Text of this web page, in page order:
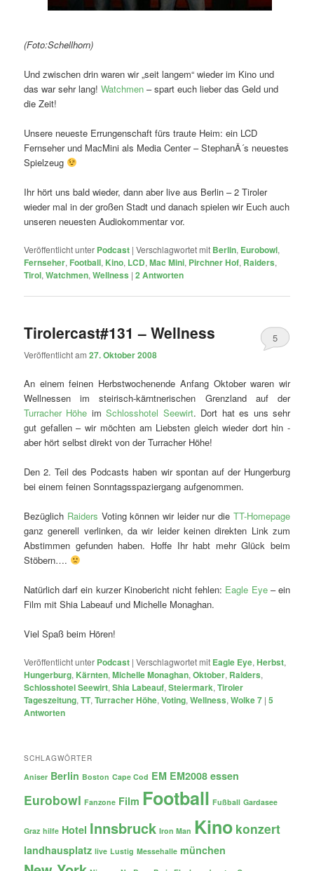
(Foto:Schellhorn)
Und zwischen drin waren wir „seit langem“ wieder im Kino und
das war sehr lang!Watchmen – spart euch lieber das Geld und
die Zeit!
Unsere neueste Errungenschaft fürs traute Heim: ein LCD
Fernseher und MacMini als Media Center – StephanÂ´s neuestes
Spielzeug
Ihr hört uns bald wieder, dann aber live aus Berlin – 2 Tiroler
wieder mal in der großen Stadt und danach spielen wir Euch auch
unseren neuesten Audiokommentar vor.
Veröffentlicht unter Podcast |Verschlagwortet mit Berlin, Eurobowl,
Fernseher, Football, Kino, LCD,Mac Mini, Pirchner Hof, Raiders,
Tirol,Watchmen,Wellness |2 Antworten
Tirolercast#131 – Wellness
Veröffentlicht am27. Oktober 2008
5
An einem feinen Herbstwochenende Anfang Oktober waren wir
Wellnessen im steirisch-kärntnerischen Grenzland auf der
Turracher Höhe imSchlosshotel Seewirt. Dort hat es uns sehr
gut gefallen – wir möchten am Liebsten gleich wieder dort hin -
aber hört selbst direkt von der Turracher Höhe!
Den 2. Teil des Podcasts haben wir spontan auf der Hungerburg
bei einem feinen Sonntagsspaziergang aufgenommen.
Bezüglich Raiders Voting können wir leider nur die TT-Homepage
ganz generell verlinken, da wir leider keinen direkten Link zum
Abstimmen gefunden haben. Hoffe Ihr habt mehr Glück beim
Stöbern….
Natürlich darf ein kurzer Kinobericht nicht fehlen: Eagle Eye– ein
Film mit Shia Labeauf und Michelle Monaghan.
Viel Spaß beim Hören!
Veröffentlicht unter Podcast |Verschlagwortet mit Eagle Eye,Herbst,
Hungerburg, Kärnten,Michelle Monaghan,Oktober, Raiders,
Schlosshotel Seewirt,Shia Labeauf,Steiermark,Tiroler
Tageszeitung,TT,Turracher Höhe,Voting,Wellness,Wolke 7 |5
Antworten
SCHLAGWÖRTER
Aniser Berlin Boston Cape Cod EM EM2008 essen
Eurobowl Fanzone Film Football Fußball Gardasee
Graz hilfe Hotel Innsbruck Iron Man Kino konzert
landhausplatz live Lustig Messehalle münchen